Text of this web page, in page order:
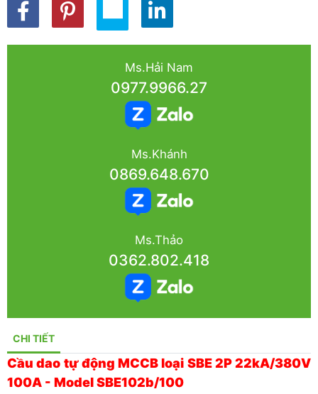
Ms.Hải Nam
0977.9966.27
Ms.Khánh
0869.648.670
Ms.Thảo
0362.802.418
CHI TIẾT
Cầu dao tự động MCCB loại SBE 2P 22kA/380V
100A - Model SBE102b/100